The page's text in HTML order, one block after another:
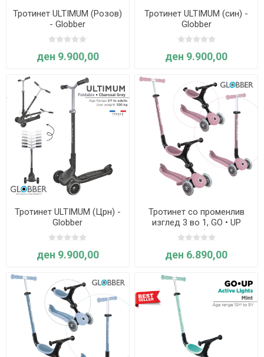
Тротинет ULTIMUM (Розов)
- Globber
ден 9.900,00
Тротинет ULTIMUM (син) -
Globber
ден 9.900,00
Тротинет ULTIMUM (Црн) -
Globber
ден 9.900,00
Тротинет со променлив
изглед 3 во 1, GO • UP
ACTIVE ECO (пастелно
розов) - Globber
ден 6.890,00